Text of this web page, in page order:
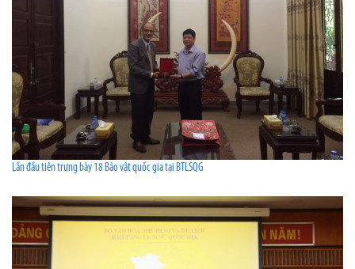
Lần đầu tiên trưng bày 18 Bảo vật quốc gia tại BTLSQG